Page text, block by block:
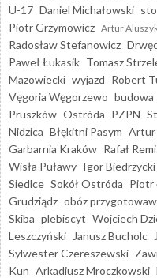
U-17 Daniel Michałowski
Piotr Grzymowicz Artur
Radosław Stefanowicz
Paweł Łukasik Tomasz
Mazowiecki wyjazd Robert
Vęgoria Węgorzewo budowa
Pruszków Ostróda PZPN
Nidzica Błękitni Pasym Artur
Garbarnia Kraków Rafał
Wisła Puławy Igor Biedrzycki
Siedlce Sokół Ostróda Piotr
Grudziądz obóz
Skiba plebiscyt Wojciech
Leszczyński
Janusz Bucholc
Sylwester Czereszewski
Kun Arkadiusz Mroczkowski